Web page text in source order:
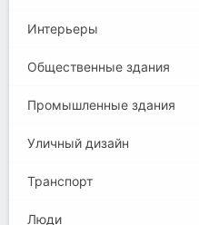
Интерьеры
Общественные здания
Промышленные здания
Уличный дизайн
Транспорт
Люди